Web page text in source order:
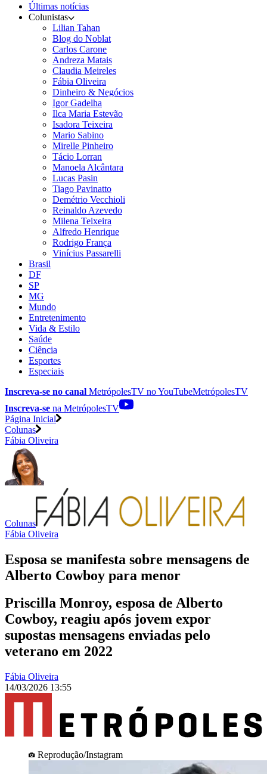
Últimas notícias
Colunistas
Lilian Tahan
Blog do Noblat
Carlos Carone
Andreza Matais
Claudia Meireles
Fábia Oliveira
Dinheiro & Negócios
Igor Gadelha
Ilca Maria Estevão
Isadora Teixeira
Mario Sabino
Mirelle Pinheiro
Tácio Lorran
Manoela Alcântara
Lucas Pasin
Tiago Pavinatto
Demétrio Vecchioli
Reinaldo Azevedo
Milena Teixeira
Alfredo Henrique
Rodrigo França
Vinícius Passarelli
Brasil
DF
SP
MG
Mundo
Entretenimento
Vida & Estilo
Saúde
Ciência
Esportes
Especiais
Inscreva-se no canal MetrópolesTV noYouTubeMetrópolesTV
Inscreva-se na MetrópolesTV
Página Inicial
Colunas
Fábia Oliveira
Colunas
Fábia Oliveira
Esposa se manifesta sobre mensagens de
Alberto Cowboy para menor
Priscilla Monroy, esposa de Alberto
Cowboy, reagiu após jovem expor
supostas mensagens enviadas pelo
veterano em 2022
Fábia Oliveira
14/03/2026 13:55
Reprodução/Instagram